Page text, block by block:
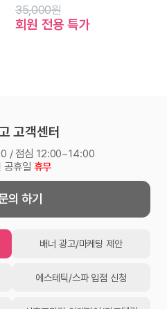
35,000원
회원 전용 특가
고객센터
/ 점심 12:00~14:00
공휴일 휴무
의 하기
배너 광고/마케팅 제안
에스테틱/스파 입점 신청